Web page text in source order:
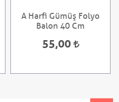
A Harfi Gümüş Folyo
Balon 40 Cm
55,00